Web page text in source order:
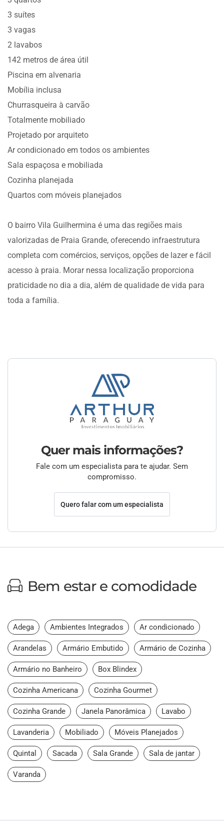
3 suítes
3 vagas
2 lavabos
142 metros de área útil
Piscina em alvenaria
Mobília inclusa
Churrasqueira à carvão
Totalmente mobiliado
Projetado por arquiteto
Ar condicionado em todos os ambientes
Sala espaçosa e mobiliada
Cozinha planejada
Quartos com móveis planejados
O bairro Vila Guilhermina é uma das regiões mais
valorizadas de Praia Grande, oferecendo infraestrutura
completa com comércios, serviços, opções de lazer e fácil
acesso à praia. Morar nessa localização proporciona
praticidade no dia a dia, além de qualidade de vida para
toda a família.
Quer mais informações?
Fale com um especialista para te ajudar. Sem
compromisso.
Quero falar com um especialista
Bem estar e comodidade
Adega Ambientes Integrados Ar condicionado
Arandelas Armário Embutido Armário de Cozinha
Armário no Banheiro Box Blindex
Cozinha Americana Cozinha Gourmet
Cozinha Grande Janela Panorâmica Lavabo
Lavanderia Mobiliado Móveis Planejados
Quintal Sacada Sala Grande Sala de jantar
Varanda